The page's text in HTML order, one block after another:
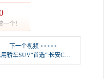
一个！
下一个视频 >>>>>
轿车SUV“首选”:长安CS85 COUPE如何“决定人生”？